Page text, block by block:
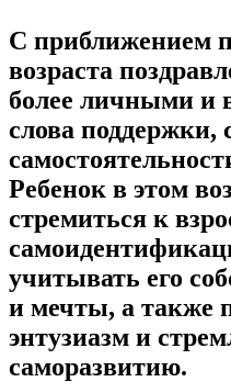
С приближением
возраста
более личными и
слова поддержки,
Ребенок в этом
стремиться к
учитывать его
и мечты, а также
энтузиазм и
саморазвитию.